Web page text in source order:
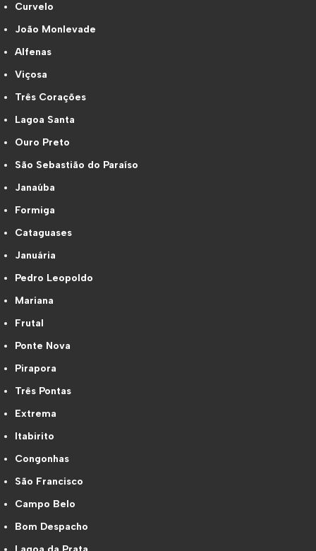
Curvelo
João Monlevade
Alfenas
Viçosa
Três Corações
Lagoa Santa
Ouro Preto
São Sebastião do Paraíso
Janaúba
Formiga
Cataguases
Januária
Pedro Leopoldo
Mariana
Frutal
Ponte Nova
Pirapora
Três Pontas
Extrema
Itabirito
Congonhas
São Francisco
Campo Belo
Bom Despacho